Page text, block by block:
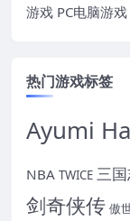
游戏 PC电脑游
热门游戏标签
Ayumi
NBA TWICE 三
剑奇侠传 傲